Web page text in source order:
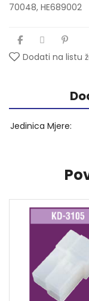
70048, HE689002
Dodati na listu
Jedinica Mjere